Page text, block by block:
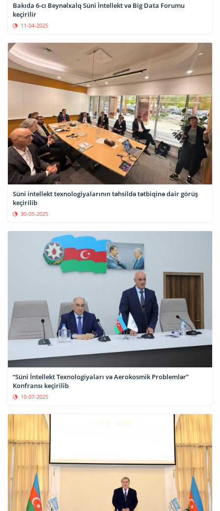
Bakıda 6-cı Beynəlxalq Süni İntellekt və Big Data Forumu
keçirilir
11-04-2025
Süni intellekt texnologiyalarının təhsildə tətbiqinə dair görüş
keçirilib
30-05-2025
“Süni İntellekt Texnologiyaları və Aerokosmik Problemlər”
Konfransı keçirilib
10-07-2025